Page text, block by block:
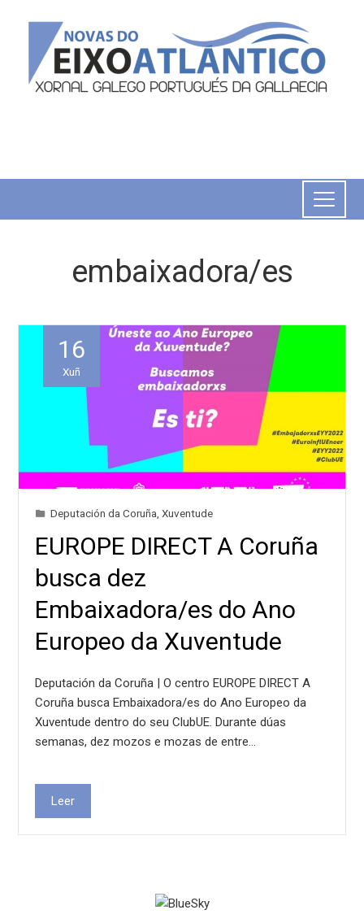
embaixadora/es
16
Xuñ
Deputación da Coruña ,Xuventude
EUROPE DIRECT A Coruña
busca dez
Embaixadora/es do Ano
Europeo da Xuventude
Deputación da Coruña | O centro EUROPE DIRECT A
Coruña busca Embaixadora/es do Ano Europeo da
Xuventude dentro do seu ClubUE. Durante dúas
semanas, dez mozos e mozas de entre…
Leer